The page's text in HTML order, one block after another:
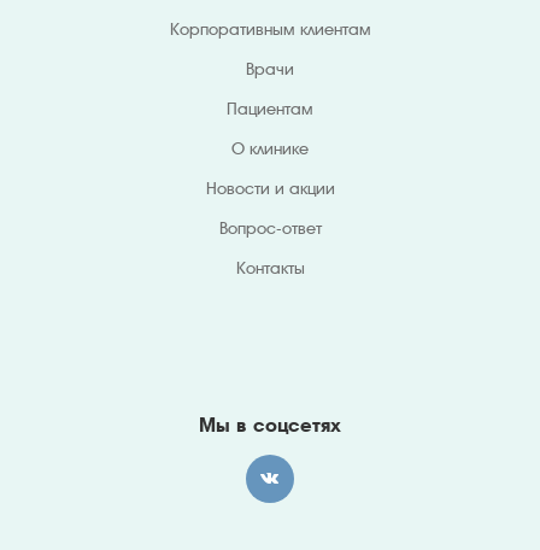
Корпоративным клиентам
Врачи
Пациентам
О клинике
Новости и акции
Вопрос-ответ
Контакты
Мы в соцсетях